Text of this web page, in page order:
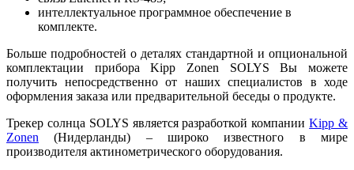
интеллектуальное программное обеспечение в
комплекте.
Больше подробностей о деталях стандартной и опциональной
комплектации прибора Kipp Zonen SOLYS Вы можете
получить непосредственно от наших специалистов в ходе
оформления заказа или предварительной беседы о продукте.
Трекер солнца SOLYS является разработкой компанииKipp &
Zonen (Нидерланды) – широко известного в мире
производителя актинометрического оборудования.